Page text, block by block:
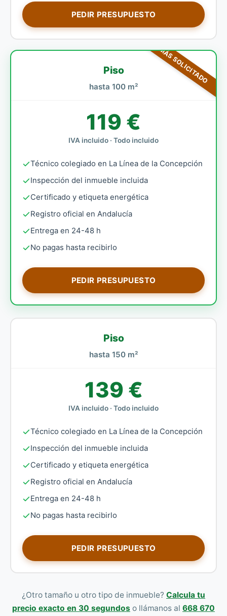
PEDIR PRESUPUESTO
MÁS SOLICITADO
Piso
hasta 100 m²
119 €
IVA incluido · Todo incluido
Técnico colegiado en La Línea de la Concepción
Inspección del inmueble incluida
Certificado y etiqueta energética
Registro oficial en Andalucía
Entrega en 24-48 h
No pagas hasta recibirlo
PEDIR PRESUPUESTO
Piso
hasta 150 m²
139 €
IVA incluido · Todo incluido
Técnico colegiado en La Línea de la Concepción
Inspección del inmueble incluida
Certificado y etiqueta energética
Registro oficial en Andalucía
Entrega en 24-48 h
No pagas hasta recibirlo
PEDIR PRESUPUESTO
¿Otro tamaño u otro tipo de inmueble? Calcula tu
precio exacto en 30 segundos o llámanos al 668 670